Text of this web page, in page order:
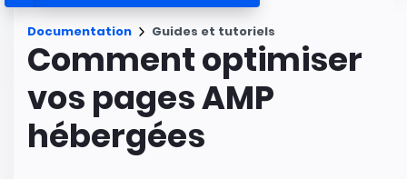
Documentation Guides et tutoriels
Comment optimiser
vos pages AMP
hébergées